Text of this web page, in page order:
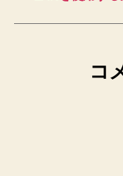
コ